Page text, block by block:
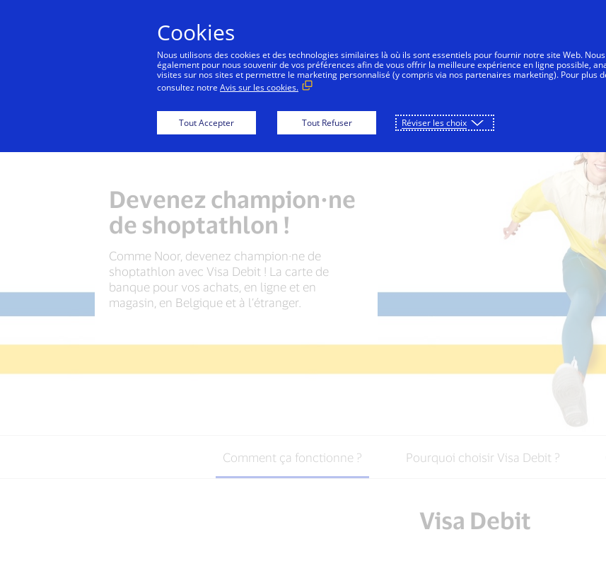
Devenez champion·ne
de shoptathlon !
Comme Noor, devenez champion·ne de
shoptathlon avec Visa Debit ! La carte de
banque pour vos achats, en ligne et en
magasin, en Belgique et à l’étranger.
Comment ça fonctionne ? Pourquoi choisir Visa Debit ?
Visa Debit
Cookies
Nous utilisons des cookies et des technologies similaires là où ils sont essentiels pour fournir notre site Web.
également pour nous souvenir de vos préférences afin de vous offrir la meilleure expérience en ligne possible,
visites sur nos sites et permettre le marketing personnalisé (y compris via nos partenaires marketing). Pour plus
consultez notre Avis sur les cookies.
Tout Accepter Tout Refuser Réviser les choix